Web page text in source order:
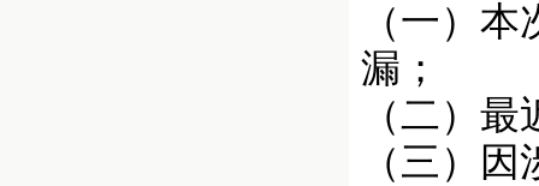
（一）
漏；
（二）
（三）